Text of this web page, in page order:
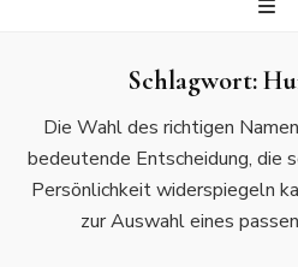
Schlagwort:
Die Wahl des richtigen
bedeutende Entscheidung, die
Persönlichkeit widerspiegeln
zur Auswahl eines